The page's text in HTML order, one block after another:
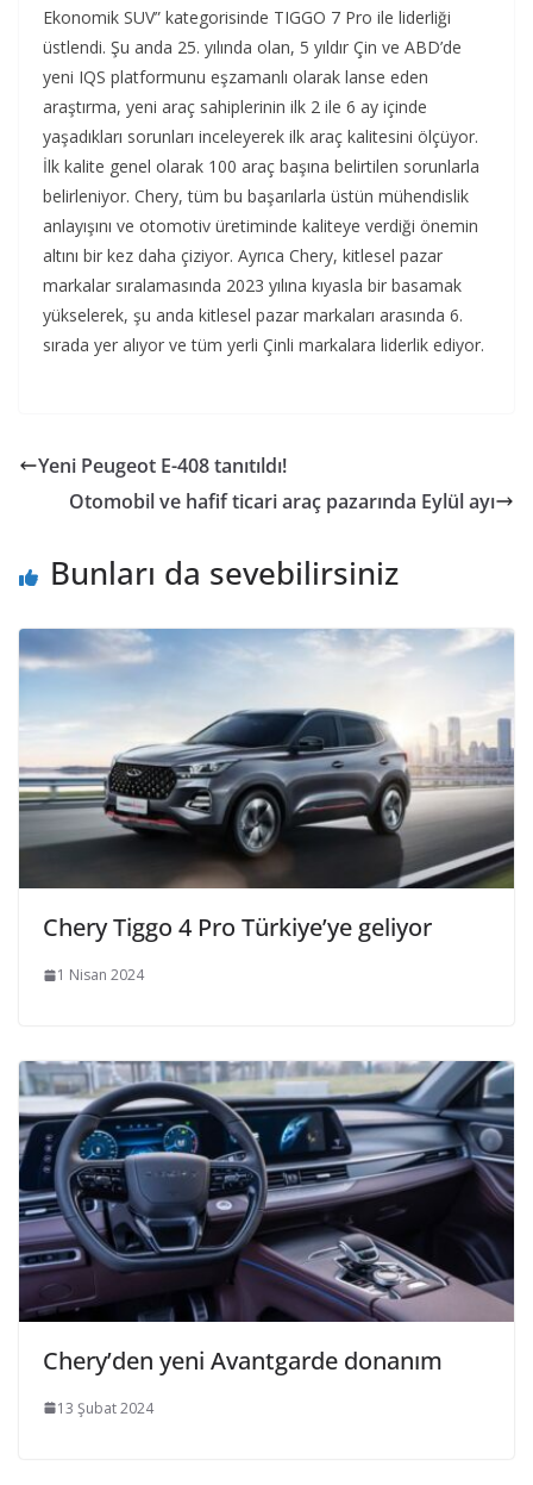
Ekonomik SUV” kategorisinde TIGGO 7 Pro ile liderliği
üstlendi. Şu anda 25. yılında olan, 5 yıldır Çin ve ABD’de
yeni IQS platformunu eşzamanlı olarak lanse eden
araştırma, yeni araç sahiplerinin ilk 2 ile 6 ay içinde
yaşadıkları sorunları inceleyerek ilk araç kalitesini ölçüyor.
İlk kalite genel olarak 100 araç başına belirtilen sorunlarla
belirleniyor. Chery, tüm bu başarılarla üstün mühendislik
anlayışını ve otomotiv üretiminde kaliteye verdiği önemin
altını bir kez daha çiziyor. Ayrıca Chery, kitlesel pazar
markalar sıralamasında 2023 yılına kıyasla bir basamak
yükselerek, şu anda kitlesel pazar markaları arasında 6.
sırada yer alıyor ve tüm yerli Çinli markalara liderlik ediyor.
Yeni Peugeot E-408 tanıtıldı!
Otomobil ve hafif ticari araç pazarında Eylül ayı
Bunları da sevebilirsiniz
Chery Tiggo 4 Pro Türkiye’ye geliyor
1 Nisan 2024
Chery’den yeni Avantgarde donanım
13 Şubat 2024